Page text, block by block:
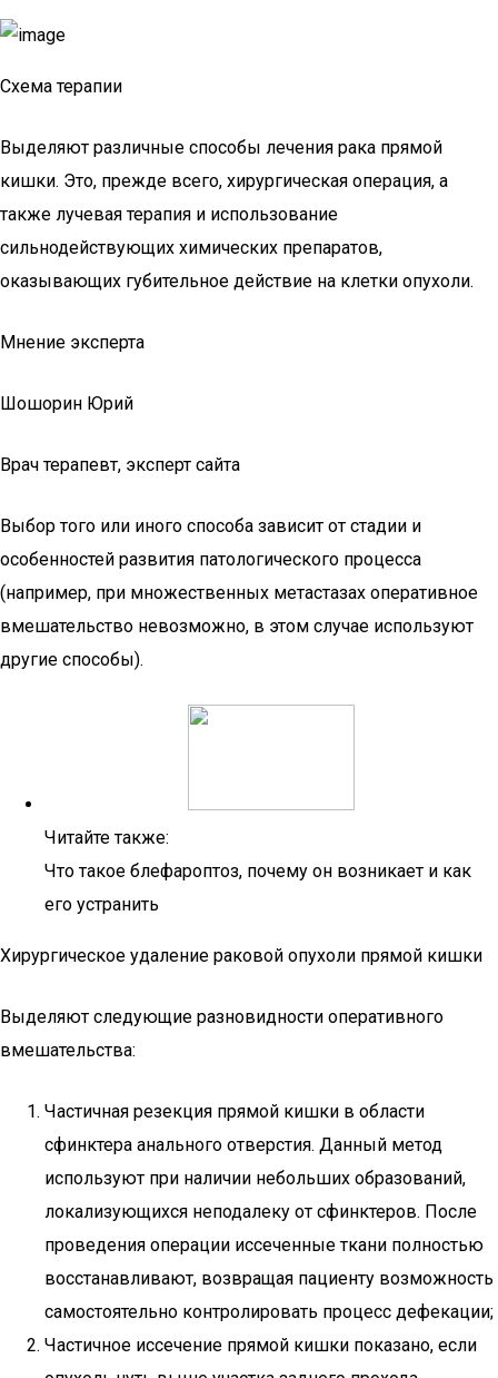
Схема терапии
Выделяют различные способы лечения рака прямой
кишки. Это, прежде всего, хирургическая операция, а
также лучевая терапия и использование
сильнодействующих химических препаратов,
оказывающих губительное действие на клетки опухоли.
Мнение эксперта
Шошорин Юрий
Врач терапевт, эксперт сайта
Выбор того или иного способа зависит от стадии и
особенностей развития патологического процесса
(например, при множественных метастазах оперативное
вмешательство невозможно, в этом случае используют
другие способы).
Читайте также:
Что такое блефароптоз, почему он возникает и как
его устранить
Хирургическое удаление раковой опухоли прямой кишки
Выделяют следующие разновидности оперативного
вмешательства:
Частичная резекция прямой кишки в области
сфинктера анального отверстия. Данный метод
используют при наличии небольших образований,
локализующихся неподалеку от сфинктеров. После
проведения операции иссеченные ткани полностью
восстанавливают, возвращая пациенту возможность
самостоятельно контролировать процесс дефекации;
Частичное иссечение прямой кишки показано, если